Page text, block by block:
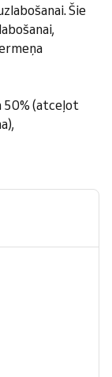
Šie
50% (atceļot